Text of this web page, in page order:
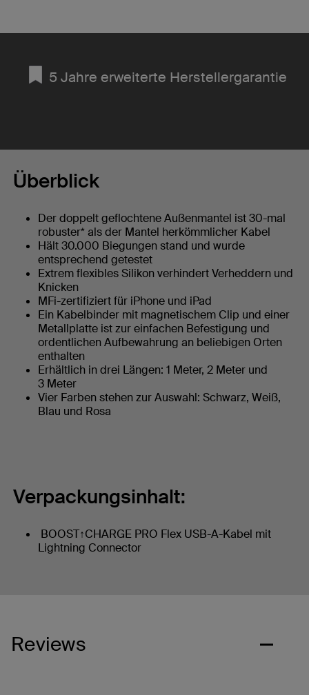
5 Jahre erweiterte Herstellergarantie
Überblick
Der doppelt geflochtene Außenmantel ist 30-mal
robuster* als der Mantel herkömmlicher Kabel
Hält 30.000 Biegungen stand und wurde
entsprechend getestet
Extrem flexibles Silikon verhindert Verheddern und
Knicken
MFi-zertifiziert für iPhone und iPad
Ein Kabelbinder mit magnetischem Clip und einer
Metallplatte ist zur einfachen Befestigung und
ordentlichen Aufbewahrung an beliebigen Orten
enthalten
Erhältlich in drei Längen: 1 Meter, 2 Meter und
3 Meter
Vier Farben stehen zur Auswahl: Schwarz, Weiß,
Blau und Rosa
Verpackungsinhalt:
BOOST↑CHARGE PRO Flex USB-A-Kabel mit
Lightning Connector
Reviews